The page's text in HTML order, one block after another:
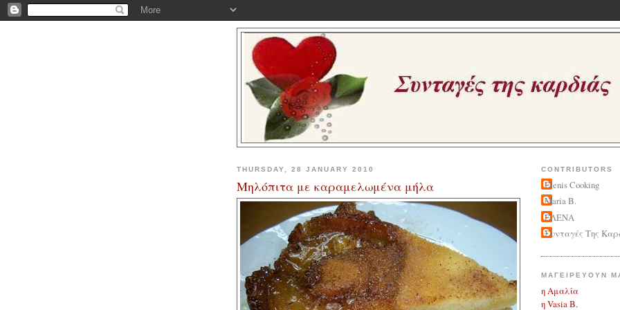
THURSDAY, 28 JANUARY 2010
Μηλόπιτα με καραμελωμένα μήλα
CONTRIBUTORS
Elenis Cooking
Maria B.
ΕΛΕΝΑ
Συνταγές Της
ΜΑΓΕΙΡΕΥΟΥΝ
η Αμαλία
η Vasia B.